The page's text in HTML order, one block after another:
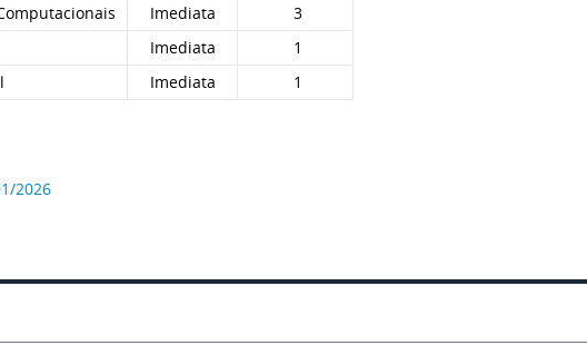
Imediata
3
Imediata
1
Imediata 1
2026